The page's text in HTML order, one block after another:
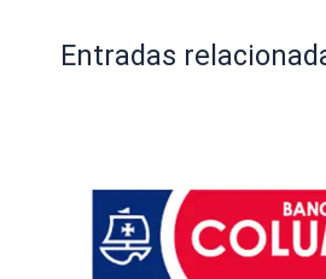
Entradas